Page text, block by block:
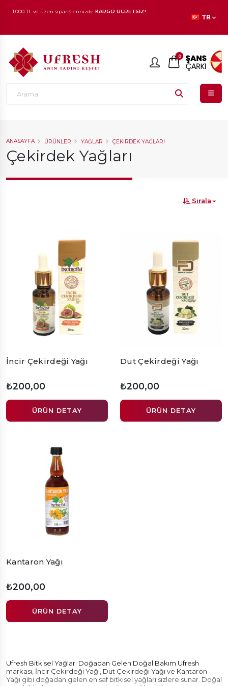
1.000 TL ve üzeri siparişlerinizde KARGO ÜCRETSİZ! TR
0
ANASAYFA ÜRÜNLER YAĞLAR ÇEKIRDEK YAĞLARI
Çekirdek Yağları
Sırala
İncir Çekirdeği Yağı
₺200,00
ÜRÜN DETAY
Dut Çekirdeği Yağı
₺200,00
ÜRÜN DETAY
Kantaron Yağı
₺200,00
ÜRÜN DETAY
Ufresh Bitkisel Yağlar: Doğadan Gelen Doğal Bakım Ufresh
markası, İncir Çekirdeği Yağı, Dut Çekirdeği Yağı ve Kantaron
Yağı gibi doğadan gelen en saf bitkisel yağları sizlere sunar. Doğal